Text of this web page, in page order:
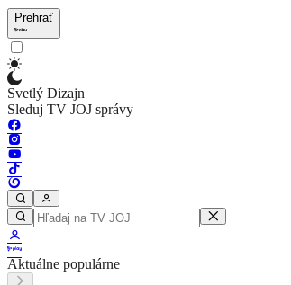
Prehrať
Svetlý Dizajn
Sleduj TV JOJ správy
Aktuálne populárne